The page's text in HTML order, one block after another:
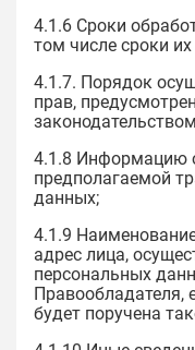
4.1.6 Сроки
том числе сроки
4.1.7. Порядок
прав,
4.1.8 Информацию
предполагаемой
данных;
4.1.9
адрес лица,
персональных
Правообладателя,
будет поручена